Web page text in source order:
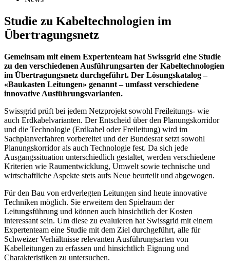
Studie zu Kabeltechnologien im
Übertragungsnetz
Gemeinsam mit einem Expertenteam hat Swissgrid eine Studie
zu den verschiedenen Ausführungsarten der Kabeltechnologien
im Übertragungsnetz durchgeführt. Der Lösungskatalog –
«Baukasten Leitungen» genannt – umfasst verschiedene
innovative Ausführungsvarianten.
Swissgrid prüft bei jedem Netzprojekt sowohl Freileitungs- wie
auch Erdkabelvarianten. Der Entscheid über den Planungskorridor
und die Technologie (Erdkabel oder Freileitung) wird im
Sachplanverfahren vorbereitet und der Bundesrat setzt sowohl
Planungskorridor als auch Technologie fest. Da sich jede
Ausgangssituation unterschiedlich gestaltet, werden verschiedene
Kriterien wie Raumentwicklung, Umwelt sowie technische und
wirtschaftliche Aspekte stets aufs Neue beurteilt und abgewogen.
Für den Bau von erdverlegten Leitungen sind heute innovative
Techniken möglich. Sie erweitern den Spielraum der
Leitungsführung und können auch hinsichtlich der Kosten
interessant sein. Um diese zu evaluieren hat Swissgrid mit einem
Expertenteam eine Studie mit dem Ziel durchgeführt, alle für
Schweizer Verhältnisse relevanten Ausführungsarten von
Kabelleitungen zu erfassen und hinsichtlich Eignung und
Charakteristiken zu untersuchen.